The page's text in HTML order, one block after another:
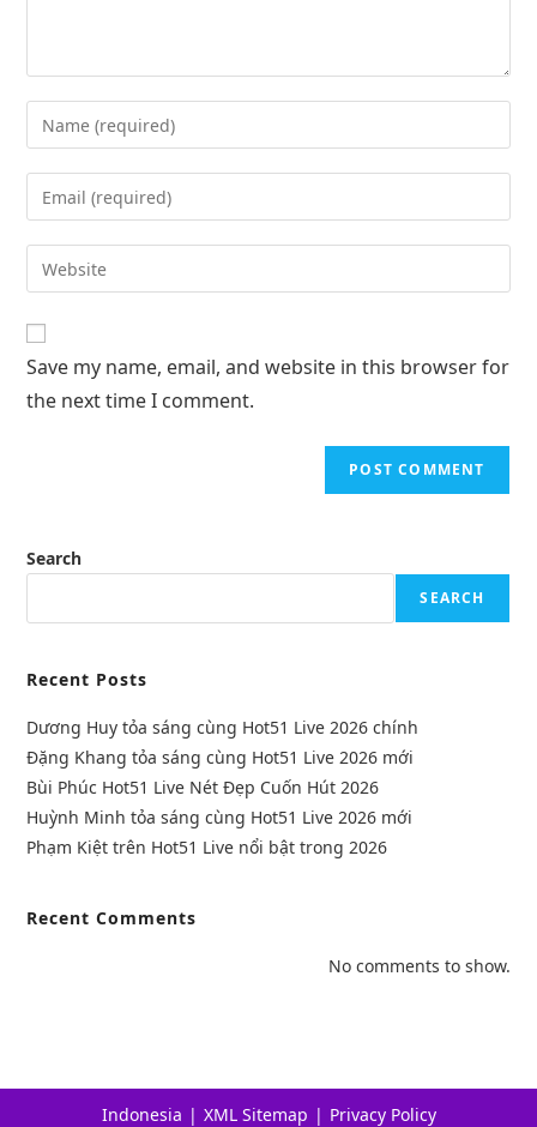
Save my name, email, and website in this browser for
the next time I comment.
Search
SEARCH
Recent Posts
Dương Huy tỏa sáng cùng Hot51 Live 2026 chính
Đặng Khang tỏa sáng cùng Hot51 Live 2026 mới
Bùi Phúc Hot51 Live Nét Đẹp Cuốn Hút 2026
Huỳnh Minh tỏa sáng cùng Hot51 Live 2026 mới
Phạm Kiệt trên Hot51 Live nổi bật trong 2026
Recent Comments
No comments to show.
Indonesia XML Sitemap Privacy Policy